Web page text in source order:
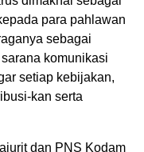
para pahlawan
sebagai
komunikasi
setiap kebijakan,
kan serta
dan PNS Kodam